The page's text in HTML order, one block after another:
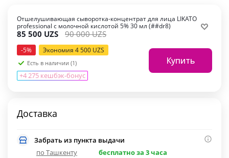
Отшелушивающая сыворотка-концентрат для лица LIKATO
professional с молочной кислотой 5% 30 мл (##dr8)
85 500 UZS 90 000UZS
-5% Экономия 4 500 UZS
Есть в наличии (1)
+4 275 кешбэк-бонус
Купить
Доставка
Забрать из пункта выдачи
по Ташкенту
бесплатно за 3 часа